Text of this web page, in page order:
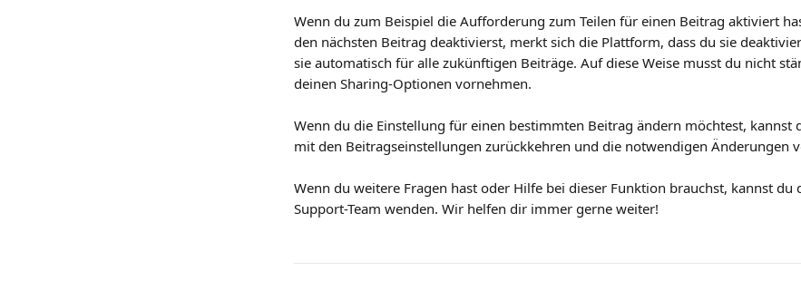
Wenn du zum Beispiel die Aufforderung zum Teilen für einen Beitrag aktiviert
den nächsten Beitrag deaktivierst, merkt sich die Plattform, dass du sie
sie automatisch für alle zukünftigen Beiträge. Auf diese Weise musst du nicht
deinen Sharing-Optionen vornehmen.
Wenn du die Einstellung für einen bestimmten Beitrag ändern möchtest, kannst
mit den Beitragseinstellungen zurückkehren und die notwendigen Änderungen
Wenn du weitere Fragen hast oder Hilfe bei dieser Funktion brauchst, kannst du
Support-Team wenden. Wir helfen dir immer gerne weiter!